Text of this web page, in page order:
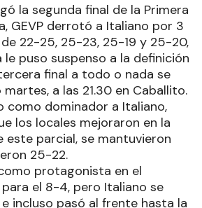
la segunda final de la Primera
GEVP derrotó a Italiano por 3
de 22-25, 25-23, 25-19 y 25-20,
puso suspenso a la definición
final a todo o nada se
a las 21.30 en Caballito.
como dominador a Italiano,
los locales mejoraron en la
este parcial, se mantuvieron
25-22.
protagonista en el
para el 8-4, pero Italiano se
incluso pasó al frente hasta la